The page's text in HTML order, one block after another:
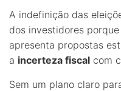
A indefinição das
dos investidores
apresenta propostas
a incerteza fiscal com
Sem um plano claro